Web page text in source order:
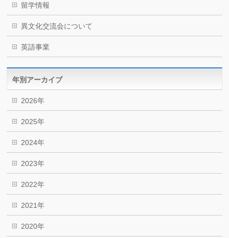
留学情報
異文化交流会について
英語事業
年別アーカイブ
2026年
2025年
2024年
2023年
2022年
2021年
2020年